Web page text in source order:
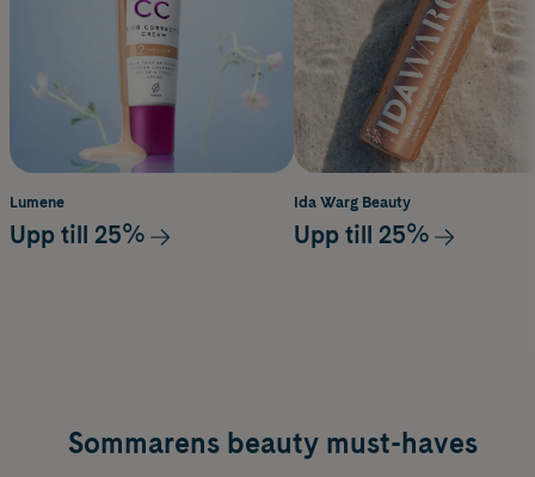
Lumene
Upp till 25%
Ida Warg Beauty
Upp till 25%
Sommarens beauty must-haves